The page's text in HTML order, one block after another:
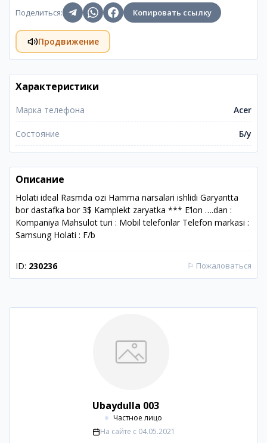
Поделиться: Копировать ссылку
Продвижение
Характеристики
Марка телефона Acer
Состояние Б/у
Описание
Holati ideal Rasmda ozi Hamma narsalari ishlidi Garyantta
bor dastafka bor 3$ Kamplekt zaryatka *** E‘lon ….dan :
Kompaniya Mahsulot turi : Mobil telefonlar Telefon markasi :
Samsung Holati : F/b
ID: 230236 ⚐ Пожаловаться
Ubaydulla 003
Частное лицо
На сайте с 04.05.2021